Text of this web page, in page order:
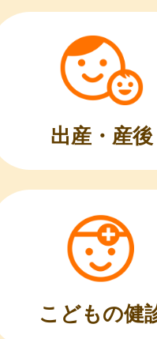
出産・産後
こどもの健